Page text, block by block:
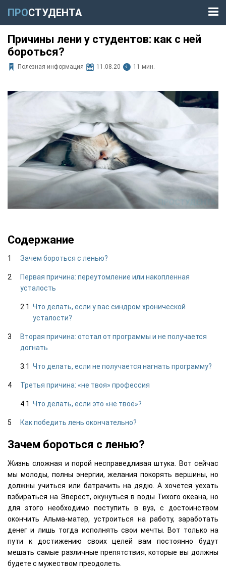
ПРОСТУДЕНТА
Причины лени у студентов: как с ней
бороться?
Полезная информация 11.08.20 11 мин.
Содержание
Зачем бороться с ленью?
Первая причина: переутомление или накопленная
усталость
Что делать, если у вас синдром хронической
усталости?
Вторая причина: отстал от программы и не получается
догнать
Что делать, если не получается нагнать программу?
Третья причина: «не твоя» профессия
Что делать, если это «не твоё»?
Как победить лень окончательно?
Зачем бороться с ленью?
Жизнь сложная и порой несправедливая штука. Вот сейчас
мы молоды, полны энергии, желания покорять вершины, но
должны учиться или батрачить на дядю. А хочется уехать
взбираться на Эверест, окунуться в воды Тихого океана, но
для этого необходимо поступить в вуз, с достоинством
окончить Альма-матер, устроиться на работу, заработать
денег и лишь тогда исполнять свои мечты. Вот только на
пути к достижению своих целей вам постоянно будут
мешать самые различные препятствия, которые вы должны
будете с мужеством преодолеть.